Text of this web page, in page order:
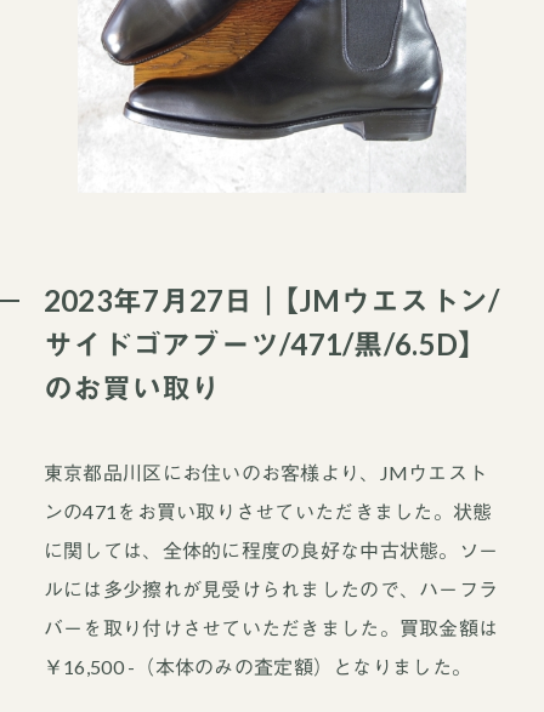
2023年7月27日｜【JMウエストン/
サイドゴアブーツ/471/黒/6.5D】
のお買い取り
東京都品川区にお住いのお客様より、JMウエスト
ンの471をお買い取りさせていただきました。状態
に関しては、全体的に程度の良好な中古状態。ソー
ルには多少擦れが見受けられましたので、ハーフラ
バーを取り付けさせていただきました。買取金額は
￥16,500 -（本体のみの査定額）となりました。